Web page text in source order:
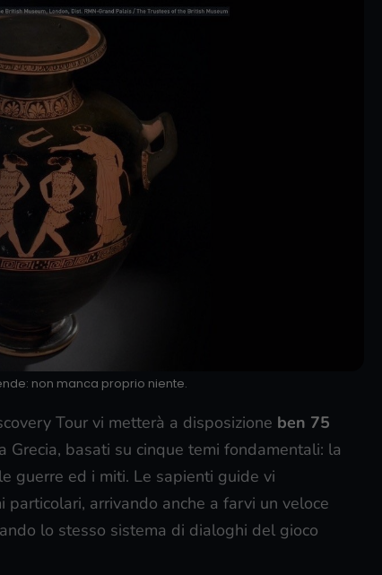
non manca proprio niente.
Tour vi metterà a disposizione ben 75
Grecia, basati su cinque temi fondamentali: la
guerre ed i miti. Le sapienti guide vi
arrivando anche a farvi un veloce
lo stesso sistema di dialoghi del gioco